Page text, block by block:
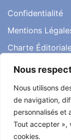
Nous
Nous utilisons
de navigation,
personnalisés et
Tout accepter »,
cookies.
Confidentialité
Mentions
Charte
Conditions
Témoignages